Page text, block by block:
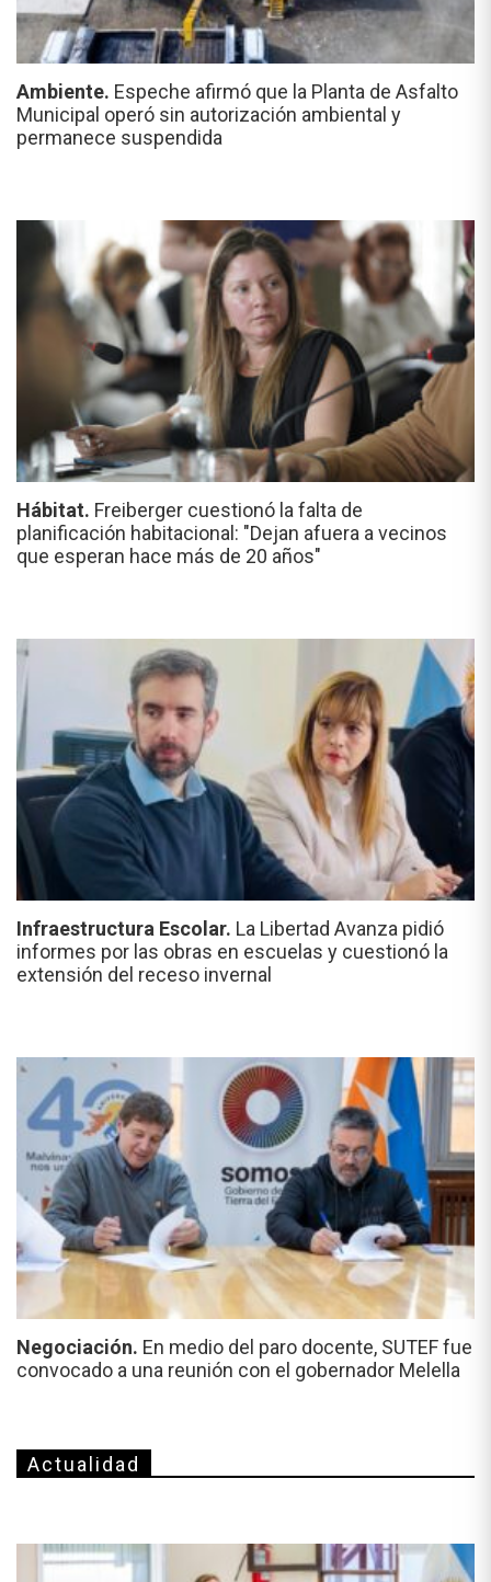
Ambiente. Espeche afirmó que la Planta de Asfalto
Municipal operó sin autorización ambiental y
permanece suspendida
Hábitat. Freiberger cuestionó la falta de
planificación habitacional: "Dejan afuera a vecinos
que esperan hace más de 20 años"
Infraestructura Escolar. La Libertad Avanza pidió
informes por las obras en escuelas y cuestionó la
extensión del receso invernal
Negociación. En medio del paro docente, SUTEF fue
convocado a una reunión con el gobernador Melella
Actualidad